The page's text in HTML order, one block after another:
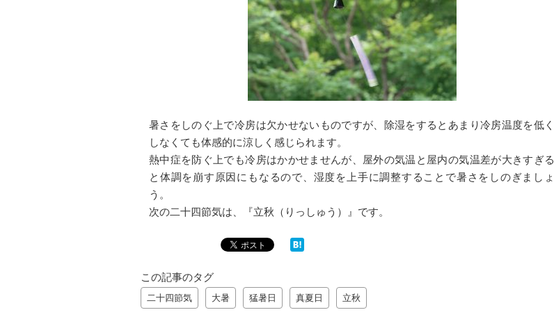
暑さをしのぐ上で冷房は欠かせないものですが、除湿をするとあまり冷房温度を低く
しなくても体感的に涼しく感じられます。
熱中症を防ぐ上でも冷房はかかせませんが、屋外の気温と屋内の気温差が大きすぎる
と体調を崩す原因にもなるので、湿度を上手に調整することで暑さをしのぎましょ
う。
次の二十四節気は、『立秋（りっしゅう）』です。
この記事のタグ
二十四節気 大暑 猛暑日 真夏日 立秋